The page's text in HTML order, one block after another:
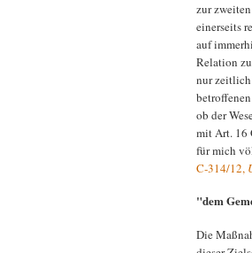
zur
einerseits
auf
Relation
nur zeitlich
ob der
mit Art. 16
für mich
C‑314/12,
"dem
Die